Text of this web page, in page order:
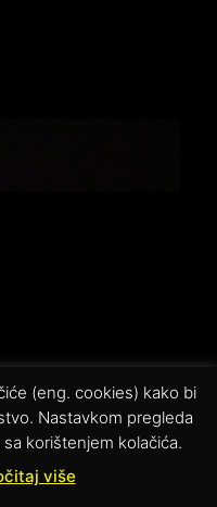
(eng. cookies) kako bi
Nastavkom pregleda
korištenjem kolačića.
više